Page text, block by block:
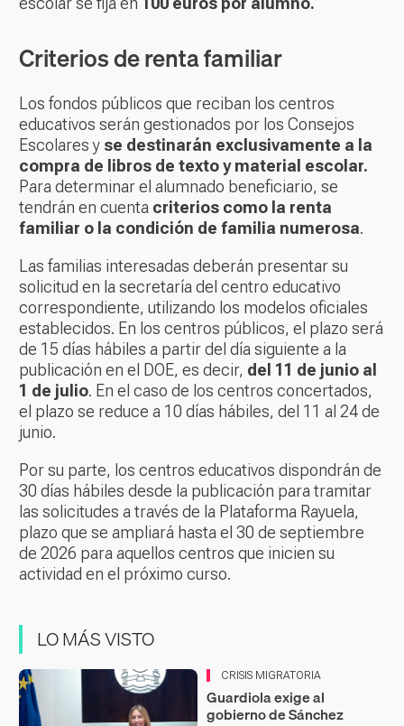
Criterios de renta familiar
Los fondos públicos que reciban los centros
educativos serán gestionados por los Consejos
Escolares y se destinarán exclusivamente a la
compra de libros de texto y material escolar.
Para determinar el alumnado beneficiario, se
tendrán en cuenta criterios como la renta
familiar o la condición de familia numerosa.
Las familias interesadas deberán presentar su
solicitud en la secretaría del centro educativo
correspondiente, utilizando los modelos oficiales
establecidos. En los centros públicos, el plazo será
de 15 días hábiles a partir del día siguiente a la
publicación en el DOE, es decir, del 11 de junio al
1 de julio. En el caso de los centros concertados,
el plazo se reduce a 10 días hábiles, del 11 al 24 de
junio.
Por su parte, los centros educativos dispondrán de
30 días hábiles desde la publicación para tramitar
las solicitudes a través de la Plataforma Rayuela,
plazo que se ampliará hasta el 30 de septiembre
de 2026 para aquellos centros que inicien su
actividad en el próximo curso.
LO MÁS VISTO
CRISIS MIGRATORIA
Guardiola exige al
gobierno de Sánchez